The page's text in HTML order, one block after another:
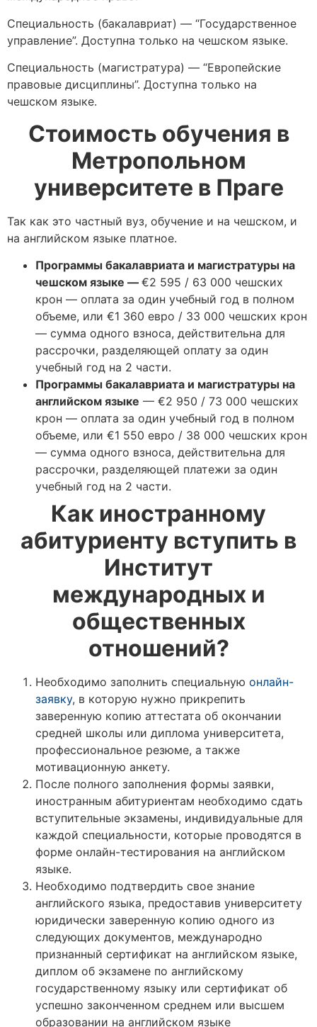
Специальность (бакалавриат) — “Государственное
управление”. Доступна только на чешском языке.
Специальность (магистратура) — “Европейские
правовые дисциплины”. Доступна только на
чешском языке.
Стоимость обучения в
Метропольном
университете в Праге
Так как это частный вуз, обучение и на чешском, и
на английском языке платное.
Программы бакалавриата и магистратуры на
чешском языке — €2 595 / 63 000 чешских
крон — оплата за один учебный год в полном
объеме, или €1 360 евро / 33 000 чешских крон
— сумма одного взноса, действительна для
рассрочки, разделяющей оплату за один
учебный год на 2 части.
Программы бакалавриата и магистратуры на
английском языке — €2 950 / 73 000 чешских
крон — оплата за один учебный год в полном
объеме, или €1 550 евро / 38 000 чешских крон
— сумма одного взноса, действительна для
рассрочки, разделяющей платежи за один
учебный год на 2 части.
Как иностранному
абитуриенту вступить в
Институт
международных и
общественных
отношений?
Необходимо заполнить специальную онлайн-
заявку, в которую нужно прикрепить
заверенную копию аттестата об окончании
средней школы или диплома университета,
профессиональное резюме, а также
мотивационную анкету.
После полного заполнения формы заявки,
иностранным абитуриентам необходимо сдать
вступительные экзамены, индивидуальные для
каждой специальности, которые проводятся в
форме онлайн-тестирования на английском
языке.
Необходимо подтвердить свое знание
английского языка, предоставив университету
юридически заверенную копию одного из
следующих документов, международно
признанный сертификат на английском языке,
диплом об экзамене по английскому
государственному языку или сертификат об
успешно законченном среднем или высшем
образовании на английском языке